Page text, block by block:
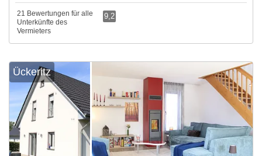
21 Bewertungen für alle
Unterkünfte des
Vermieters
9,2
Ückeritz